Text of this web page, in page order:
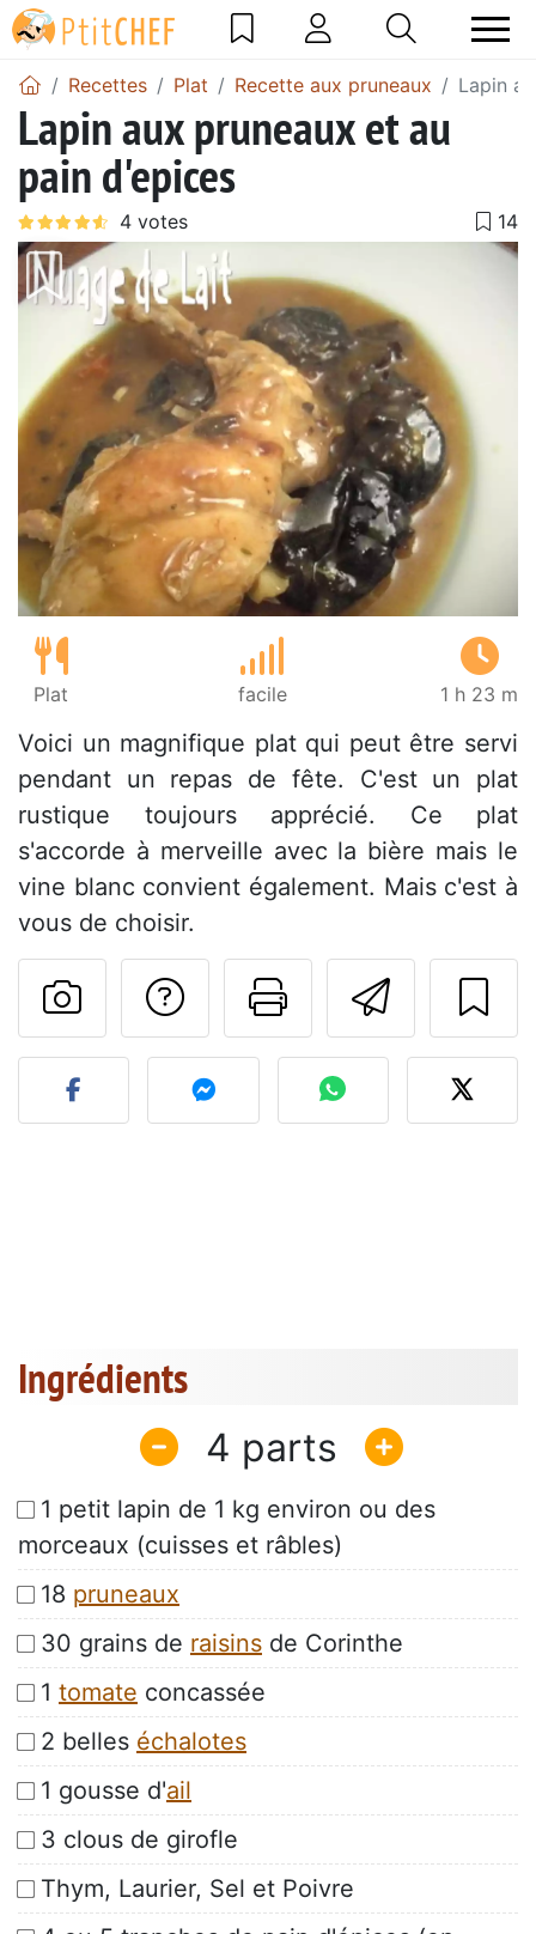
Recettes Plat Recette aux pruneaux Lapin
Lapin aux pruneaux et au
pain d'epices
Plat facile 1 h 23 m
Voici un magnifique plat qui peut être servi
pendant un repas de fête. C'est un plat
rustique toujours apprécié. Ce plat
s'accorde à merveille avec la bière mais le
vine blanc convient également. Mais c'est à
vous de choisir.
Imprimer
Poser une
Publier votre photo de
Ingrédients
4
1 petit lapin de 1 kg environ ou des
morceaux (cuisses et râbles)
18 pruneaux
30 grains de raisins de Corinthe
1 tomate concassée
2 belles échalotes
1 gousse d'ail
3 clous de girofle
Thym, Laurier, Sel et Poivre